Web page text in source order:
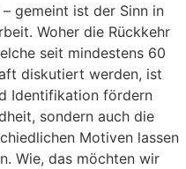
gemeint ist der Sinn in
Woher die Rückkehr
seit mindestens 60
diskutiert werden, ist
Identifikation fördern
sondern auch die
Motiven lassen
Wie, das möchten wir